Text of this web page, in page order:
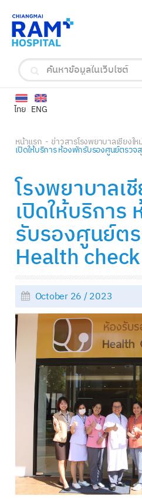
ENG
ไทย
หน้าแรก ข่าวสารโรงพยาบาลเชียงให
เปิดให้บริการ ห้องพักรับรองศูนย์ตรว
โรงพยาบาลเ
เปิดให้บริการ
รับรองศูนย์ต
Health
October 26 / 2023